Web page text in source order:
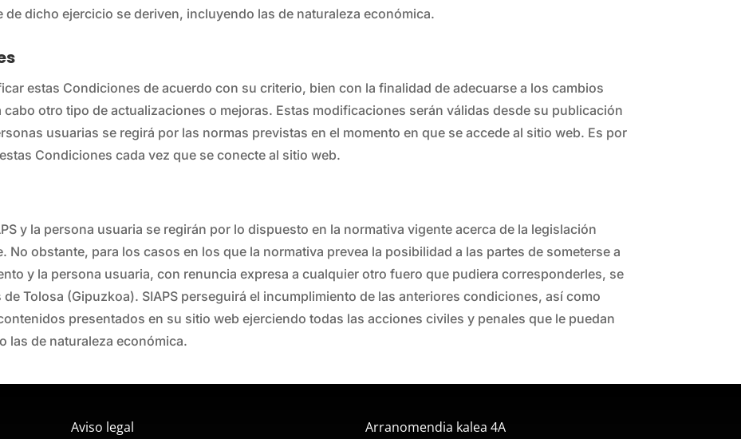
dicho ejercicio se deriven, incluyendo las de naturaleza económica.
estas Condiciones de acuerdo con su criterio, bien con la finalidad de adecuarse a los cambios
otro tipo de actualizaciones o mejoras. Estas modificaciones serán válidas desde su publicación
usuarias se regirá por las normas previstas en el momento en que se accede al sitio web. Es por
Condiciones cada vez que se conecte al sitio web.
y la persona usuaria se regirán por lo dispuesto en la normativa vigente acerca de la legislación
obstante, para los casos en los que la normativa prevea la posibilidad a las partes de someterse a
y la persona usuaria, con renuncia expresa a cualquier otro fuero que pudiera corresponderles, se
Tolosa (Gipuzkoa). SIAPS perseguirá el incumplimiento de las anteriores condiciones, así como
presentados en su sitio web ejerciendo todas las acciones civiles y penales que le puedan
las de naturaleza económica.
Aviso legal Arranomendia kalea 4A